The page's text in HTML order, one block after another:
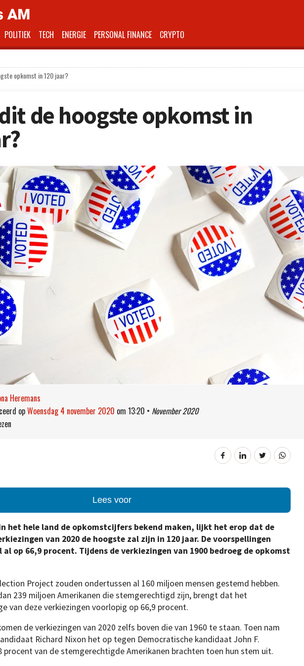
POLITIEK TECH ENERGIE PERSONAL FINANCE CRYPTO
opkomst in 120 jaar?
de hoogste opkomst in
Heremans
op woensdag 4 november 2020 om 13:20 • November 2020
Lees voor
het hele land de opkomstcijfers bekend maken, lijkt het erop dat de
van 2020 de hoogste zal zijn in 120 jaar. De voorspellingen
op 66,9 procent. Tijdens de verkiezingen van 1900 bedroeg de opkomst
Project zouden ondertussen al 160 miljoen mensen gestemd hebben.
239 miljoen Amerikanen die stemgerechtigd zijn, brengt dat het
van deze verkiezingen voorlopig op 66,9 procent.
de verkiezingen van 2020 zelfs boven die van 1960 te staan. Toen nam
Richard Nixon het op tegen Democratische kandidaat John F.
procent van de stemgerechtigde Amerikanen brachten toen hun stem uit.